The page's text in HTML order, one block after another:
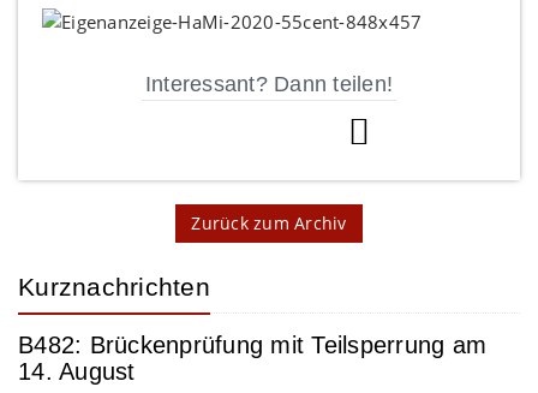
Interessant? Dann teilen!
Zurück zum Archiv
Kurznachrichten
B482: Brückenprüfung mit Teilsperrung am
14. August